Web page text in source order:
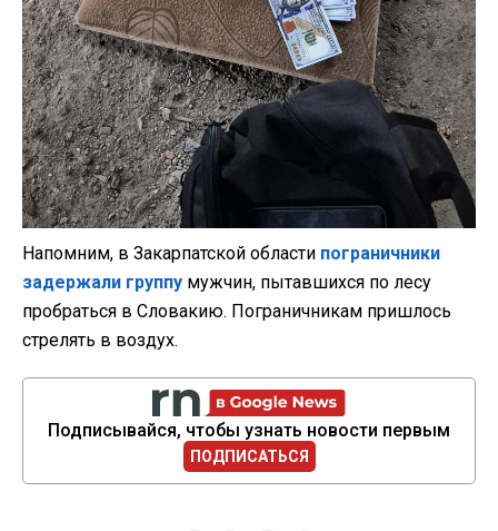
Напомним, в Закарпатской области пограничники
задержали группу мужчин, пытавшихся по лесу
пробраться в Словакию. Пограничникам пришлось
стрелять в воздух.
Подписывайся, чтобы узнать новости первым
ПОДПИСАТЬСЯ